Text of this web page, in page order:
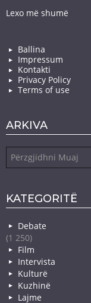
Lexo më shumë
Ballina
Impressum
Kontakti
Privacy Policy
Terms of use
ARKIVA
KATEGORITË
Debate
(1 250)
Film
Intervista
Kulturë
Kuzhinë
Lajme